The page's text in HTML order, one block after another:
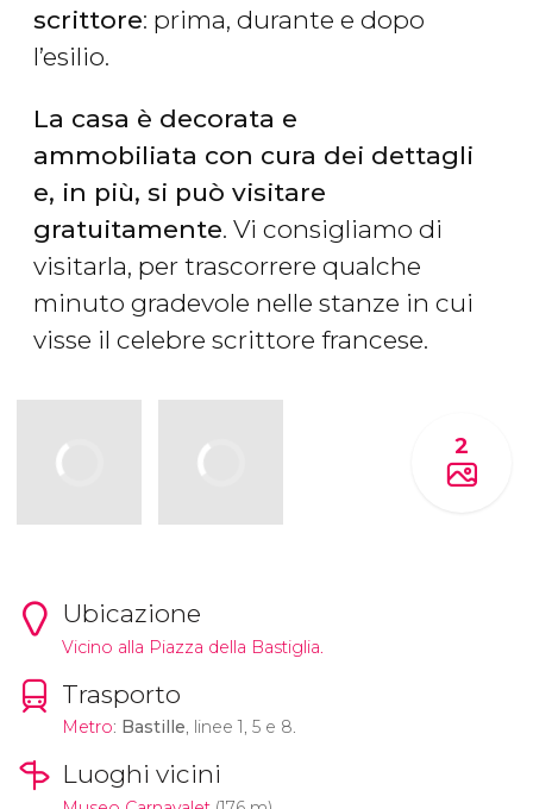
scrittore: prima, durante e dopo
l’esilio.
La casa è decorata e
ammobiliata con cura dei dettagli
e, in più, si può visitare
gratuitamente. Vi consigliamo di
visitarla, per trascorrere qualche
minuto gradevole nelle stanze in cui
visse il celebre scrittore francese.
2
Ubicazione
Vicino alla Piazza della Bastiglia.
Trasporto
Metro: Bastille, linee 1, 5 e 8.
Luoghi vicini